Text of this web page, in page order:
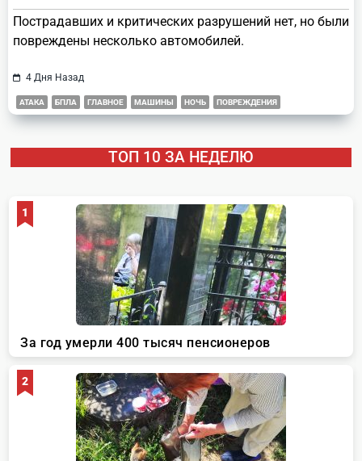
Пострадавших и критических разрушений нет, но были
повреждены несколько автомобилей.
4 Дня Назад
АТАКА БПЛА ГЛАВНОЕ МАШИНЫ НОЧЬ ПОВРЕЖДЕНИЯ
ТОП 10 ЗА НЕДЕЛЮ